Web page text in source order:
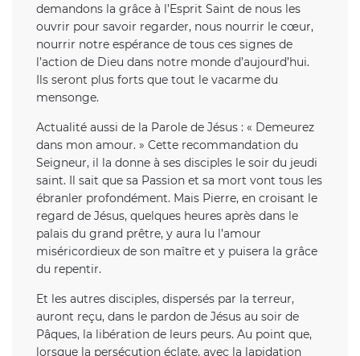
demandons la grâce à l’Esprit Saint de nous les
ouvrir pour savoir regarder, nous nourrir le cœur,
nourrir notre espérance de tous ces signes de
l’action de Dieu dans notre monde d’aujourd’hui.
Ils seront plus forts que tout le vacarme du
mensonge.
Actualité aussi de la Parole de Jésus : « Demeurez
dans mon amour. » Cette recommandation du
Seigneur, il la donne à ses disciples le soir du jeudi
saint. Il sait que sa Passion et sa mort vont tous les
ébranler profondément. Mais Pierre, en croisant le
regard de Jésus, quelques heures après dans le
palais du grand prêtre, y aura lu l’amour
miséricordieux de son maître et y puisera la grâce
du repentir.
Et les autres disciples, dispersés par la terreur,
auront reçu, dans le pardon de Jésus au soir de
Pâques, la libération de leurs peurs. Au point que,
lorsque la persécution éclate, avec la lapidation